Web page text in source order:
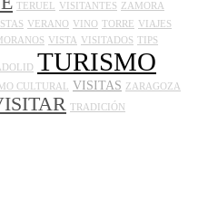
TERUEL VISITANTES ZAMORA
VERANO VINO TORRE VIAJES
VISTA VISITADOS TIPS
TURISMO
CULTURAL VISITAS ZARAGOZA
TRADICIÓN